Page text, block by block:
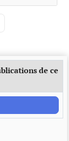
Page
de ce